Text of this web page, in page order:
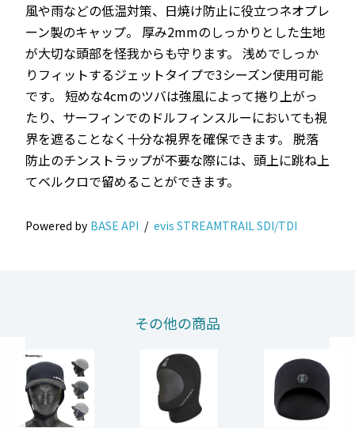
風や雨などの低温対策、日焼け防止に役立つネオプレ
ーン製のキャップ。 厚み2mmのしっかりとした生地
が大切な頭部を怪我からも守ります。 浅めでしっか
りフィットするジェットタイプで3シーズン使用可能
です。 短めな4cmのツバは強風によって捲り上がっ
たり、サーフィンでのドルフィンスルーにおいても視
界を遮ることなく十分な視界を確保できます。 脱落
防止のチンストラップが不要な際には、頭上に跳ね上
てベルクロで留めることができます。
Powered by BASE API / evis STREAMTRAIL SDI/TDI
その他の商品